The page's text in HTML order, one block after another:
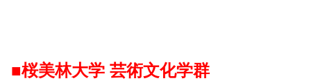
■桜美林大学 芸術文化学群